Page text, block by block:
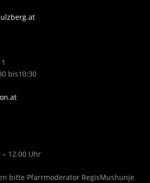
bis10:30
– 12.00 Uhr
bitte Pfarrmoderator RegisMushunje